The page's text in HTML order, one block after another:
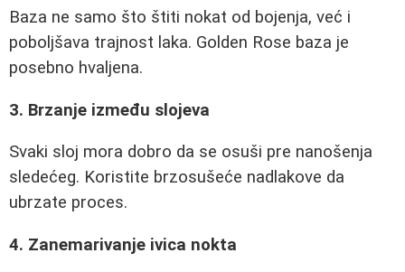
Baza ne samo što štiti nokat od bojenja, već i
poboljšava trajnost laka. Golden Rose baza je
posebno hvaljena.
3. Brzanje između slojeva
Svaki sloj mora dobro da se osuši pre nanošenja
sledećeg. Koristite brzosušeće nadlakove da
ubrzate proces.
4. Zanemarivanje ivica nokta